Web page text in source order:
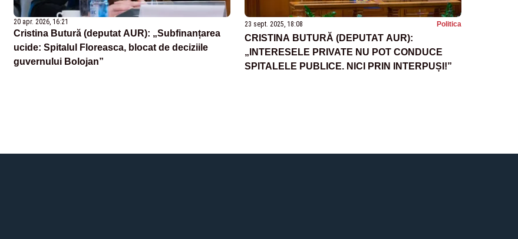
20 apr. 2026, 16:21
Cristina Butură (deputat AUR): „Subfinanțarea
ucide: Spitalul Floreasca, blocat de deciziile
guvernului Bolojan”
23 sept. 2025, 18:08 Politica
CRISTINA BUTURĂ (DEPUTAT AUR):
„INTERESELE PRIVATE NU POT CONDUCE
SPITALELE PUBLICE. NICI PRIN INTERPUȘI!”